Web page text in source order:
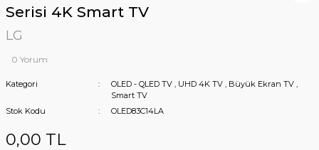
Serisi 4K Smart TV
LG
0 Yorum
Kategori OLED - QLED TV , UHD 4K TV , Büyük Ekran TV ,
Smart TV
Stok Kodu
OLED83C14LA
0,00 TL